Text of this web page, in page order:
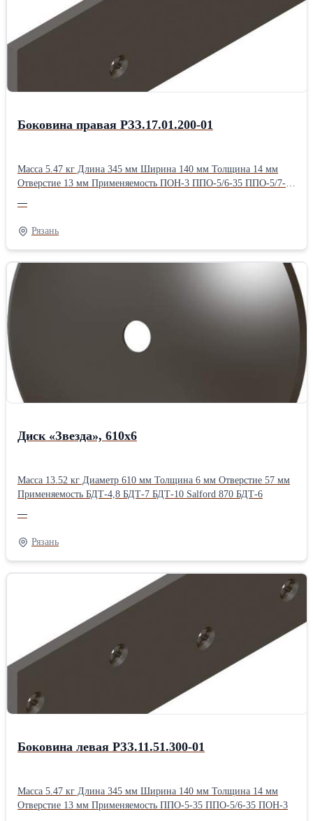
Боковина правая РЗЗ.17.01.200-01
Масса 5.47 кг Длина 345 мм Ширина 140 мм Толщина 14 мм
Отверстие 13 мм Применяемость ПОН-3 ППО-5/6-35 ППО-5/7-35
—
Рязань
Диск «Звезда», 610х6
Масса 13.52 кг Диаметр 610 мм Толщина 6 мм Отверстие 57 мм
Применяемость БДТ-4,8 БДТ-7 БДТ-10 Salford 870 БДТ-6
—
Рязань
Боковина левая РЗЗ.11.51.300-01
Масса 5.47 кг Длина 345 мм Ширина 140 мм Толщина 14 мм
Отверстие 13 мм Применяемость ППО-5-35 ППО-5/6-35 ПОН-3